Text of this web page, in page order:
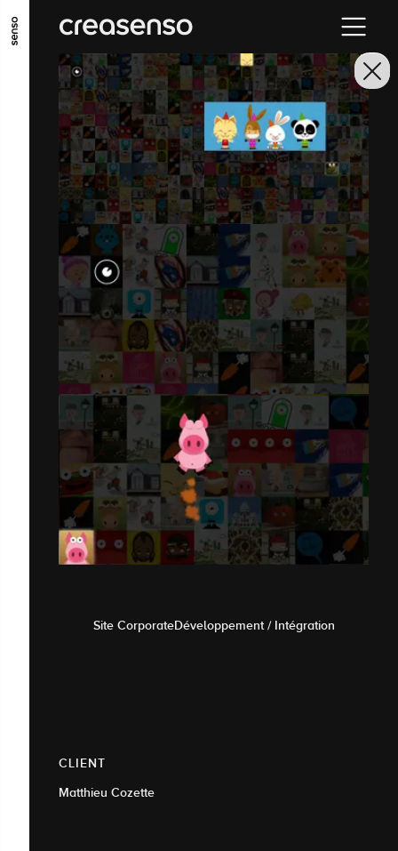
GO TO MAIN CONTENT GO TO MAIN MENU
GO TO FOOTER
Site CorporateDéveloppement / Intégration
CLIENT
Matthieu Cozette